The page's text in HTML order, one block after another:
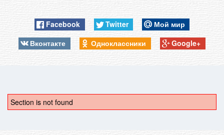
Facebook Twitter
Мой мир
Вконтакте
Одноклассники Google+
Section is not found